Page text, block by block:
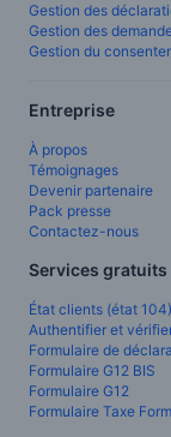
Gestion des
Gestion des
Gestion du
Entreprise
À propos
Témoignages
Devenir partenaire
Pack presse
Contactez-nous
Services gratuits
État clients (état 104)
Authentifier et
Formulaire de
Formulaire G12 BIS
Formulaire G12
Formulaire Taxe